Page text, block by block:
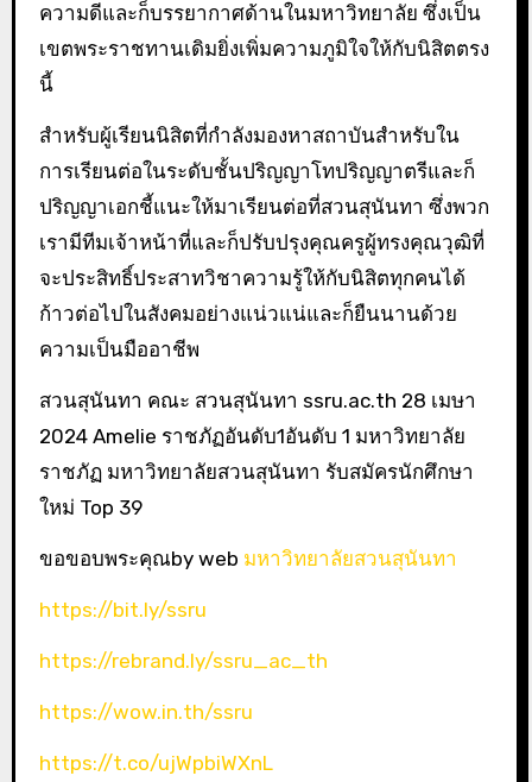
ความดีและก็บรรยากาศด้านในมหาวิทยาลัย ซึ่งเป็น
เขตพระราชทานเดิมยิ่งเพิ่มความภูมิใจให้กับนิสิตตรง
นี้
สำหรับผู้เรียนนิสิตที่กำลังมองหาสถาบันสำหรับใน
การเรียนต่อในระดับชั้นปริญญาโทปริญญาตรีและก็
ปริญญาเอกชี้แนะให้มาเรียนต่อที่สวนสุนันทา ซึ่งพวก
เรามีทีมเจ้าหน้าที่และก็ปรับปรุงคุณครูผู้ทรงคุณวุฒิที่
จะประสิทธิ์ประสาทวิชาความรู้ให้กับนิสิตทุกคนได้
ก้าวต่อไปในสังคมอย่างแน่วแน่และก็ยืนนานด้วย
ความเป็นมืออาชีพ
สวนสุนันทา คณะ สวนสุนันทา ssru.ac.th 28 เมษา
2024 Amelie ราชภัฏอันดับ1อันดับ 1 มหาวิทยาลัย
ราชภัฏ มหาวิทยาลัยสวนสุนันทา รับสมัครนักศึกษา
ใหม่ Top 39
ขอขอบพระคุณby web มหาวิทยาลัยสวนสุนันทา
https://bit.ly/ssru
https://rebrand.ly/ssru_ac_th
https://wow.in.th/ssru
https://t.co/ujWpbiWXnL